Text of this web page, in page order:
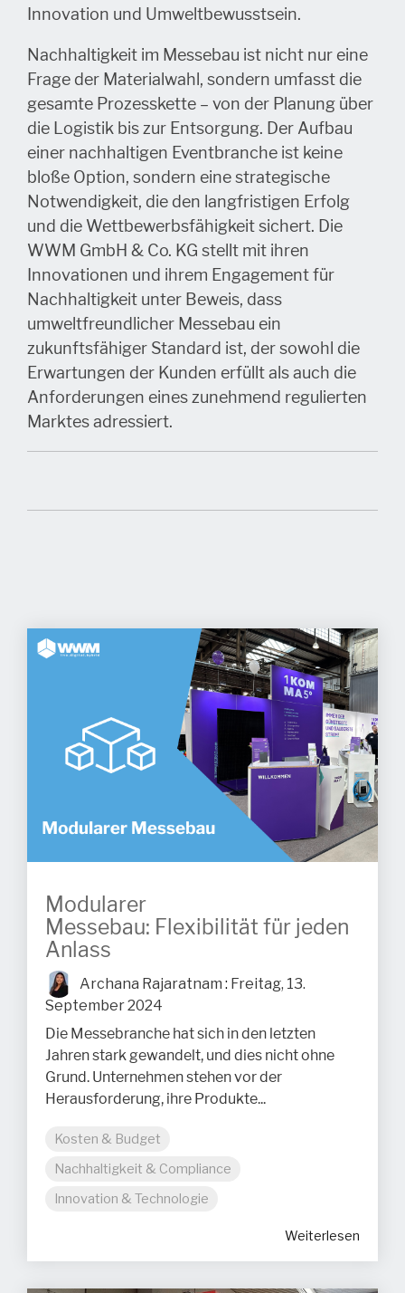
Innovation und Umweltbewusstsein.
Nachhaltigkeit im Messebau ist nicht nur eine
Frage der Materialwahl, sondern umfasst die
gesamte Prozesskette – von der Planung über
die Logistik bis zur Entsorgung. Der Aufbau
einer nachhaltigen Eventbranche ist keine
bloße Option, sondern eine strategische
Notwendigkeit, die den langfristigen Erfolg
und die Wettbewerbsfähigkeit sichert. Die
WWM GmbH & Co. KG stellt mit ihren
Innovationen und ihrem Engagement für
Nachhaltigkeit unter Beweis, dass
umweltfreundlicher Messebau ein
zukunftsfähiger Standard ist, der sowohl die
Erwartungen der Kunden erfüllt als auch die
Anforderungen eines zunehmend regulierten
Marktes adressiert.
Modularer
Messebau: Flexibilität für jeden
Anlass
Archana Rajaratnam : Freitag, 13.
September 2024
Die Messebranche hat sich in den letzten
Jahren stark gewandelt, und dies nicht ohne
Grund. Unternehmen stehen vor der
Herausforderung, ihre Produkte...
Kosten & Budget
Nachhaltigkeit & Compliance
Innovation & Technologie
Weiterlesen